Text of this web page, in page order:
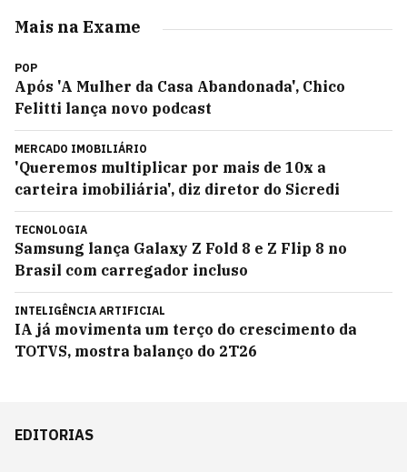
Mais na Exame
POP
Após 'A Mulher da Casa Abandonada', Chico
Felitti lança novo podcast
MERCADO IMOBILIÁRIO
'Queremos multiplicar por mais de 10x a
carteira imobiliária', diz diretor do Sicredi
TECNOLOGIA
Samsung lança Galaxy Z Fold 8 e Z Flip 8 no
Brasil com carregador incluso
INTELIGÊNCIA ARTIFICIAL
IA já movimenta um terço do crescimento da
TOTVS, mostra balanço do 2T26
EDITORIAS